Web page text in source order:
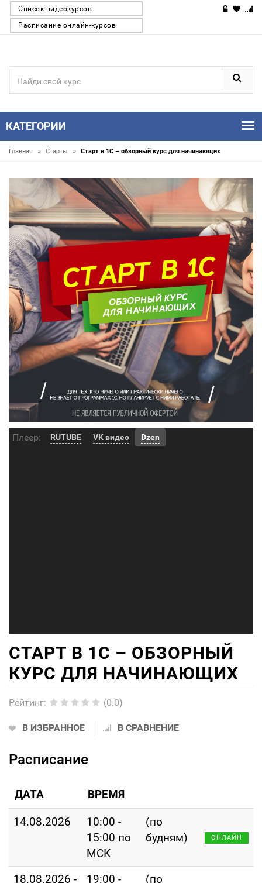
Список видеокурсов
Расписание онлайн-курсов
КАТЕГОРИИ
Главная » Старты » Старт в 1С – обзорный курс для начинающих
Плеер: RUTUBE VK видео Dzen
СТАРТ В 1С – ОБЗОРНЫЙ
КУРС ДЛЯ НАЧИНАЮЩИХ
Рейтинг: (0.0)
В ИЗБРАННОЕ В СРАВНЕНИЕ
Расписание
ДАТА ВРЕМЯ
14.08.2026
10:00 -
15:00 по
МСК
(по
будням)
ОНЛАЙН
18.08.2026 -
19:00 -
(по